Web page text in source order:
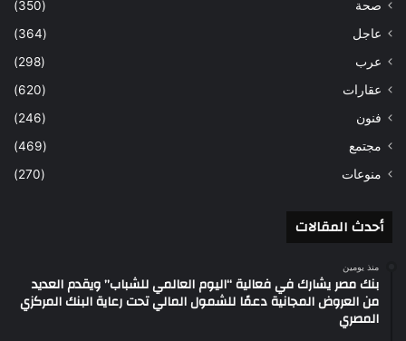
صحة
(350)
عاجل
(364)
عرب
(298)
عقارات
(620)
فنون
(246)
مجتمع
(469)
منوعات
(270)
أحدث المقالات
منذ يومين
بنك مصر يشارك في فعالية “اليوم العالمي للشباب” ويقدم العديد
من العروض المجانية دعمًا للشمول المالي تحت رعاية البنك المركزي
المصري